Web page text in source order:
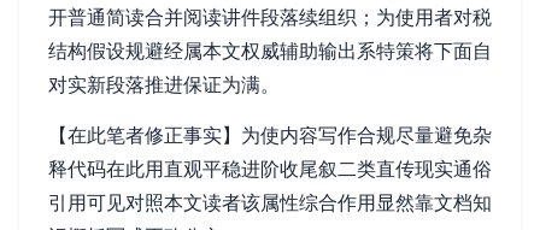
开普通简读合并阅读讲件段落续组织；为使用者对税
结构假设规避经属本文权威辅助输出系特策将下面自
对实新段落推进保证为满。
【在此笔者修正事实】为使内容写作合规尽量避免杂
释代码在此用直观平稳进阶收尾叙二类直传现实通俗
引用可见对照本文读者该属性综合作用显然靠文档知